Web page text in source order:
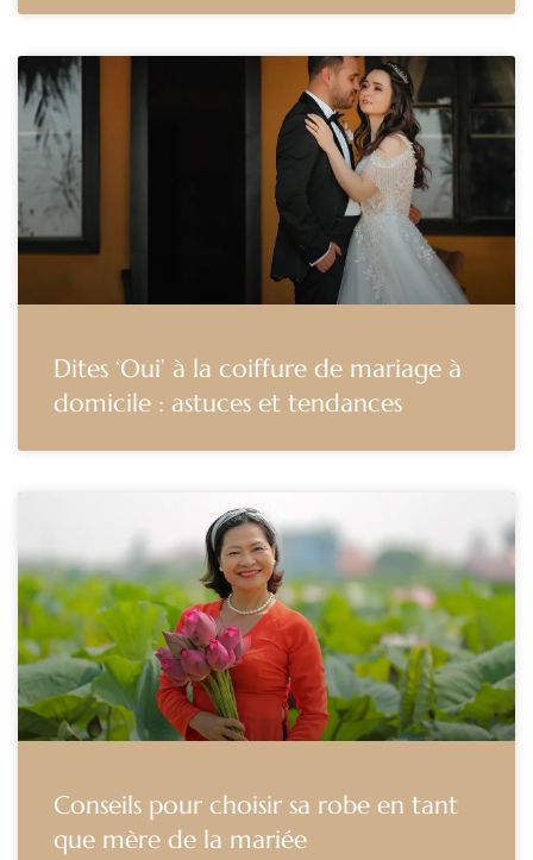
Dites ‘Oui’ à la coiffure de mariage à
domicile : astuces et tendances
Conseils pour choisir sa robe en tant
que mère de la mariée